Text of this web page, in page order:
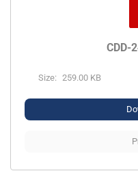
CDD-
Size: 259.00 KB